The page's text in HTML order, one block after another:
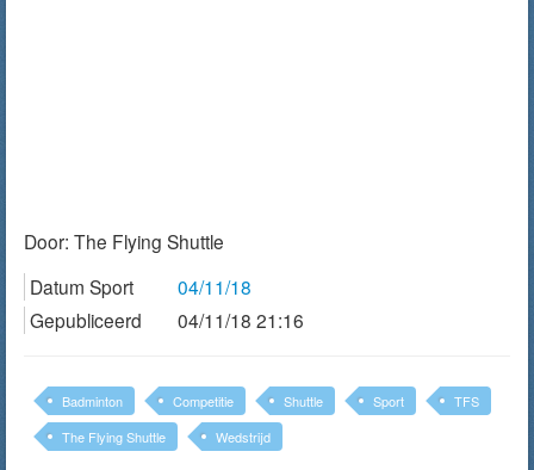
Door: The Flying Shuttle
Datum Sport
04/11/18
Gepubliceerd
04/11/18 21:16
Badminton Competitie Shuttle Sport
TFS
The Flying Shuttle
Wedstrijd